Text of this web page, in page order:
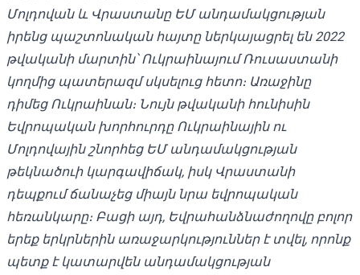
Մոլդովան և Վրաստանը ԵՄ անդամակցության
իրենց պաշտոնական հայտը ներկայացրել են 2022
թվականի մարտին՝ Ուկրաինայում Ռուսաստանի
կողմից պատերազմ սկսելուց հետո։ Առաջինը
դիմեց Ուկրաինան։ Նույն թվականի հունիսին
Եվրոպական խորհուրդը Ուկրաինային ու
Մոլդովային շնորհեց ԵՄ անդամակցության
թեկնածուի կարգավիճակ, իսկ Վրաստանի
դեպքում ճանաչեց միայն նրա եվրոպական
հեռանկարը։ Բացի այդ, Եվրահանձնաժողովը բոլոր
երեք երկրներին առաջարկություններ է տվել, որոնք
պետք է կատարվեն անդամակցության